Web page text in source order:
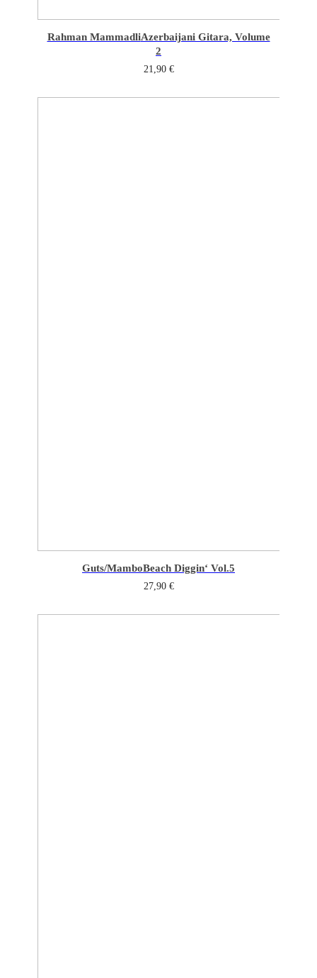
Rahman MammadliAzerbaijani Gitara, Volume
2
21,90 €
Guts/MamboBeach Diggin‘ Vol.5
27,90 €